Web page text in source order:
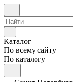
Каталог
По всему сайту
По каталогу